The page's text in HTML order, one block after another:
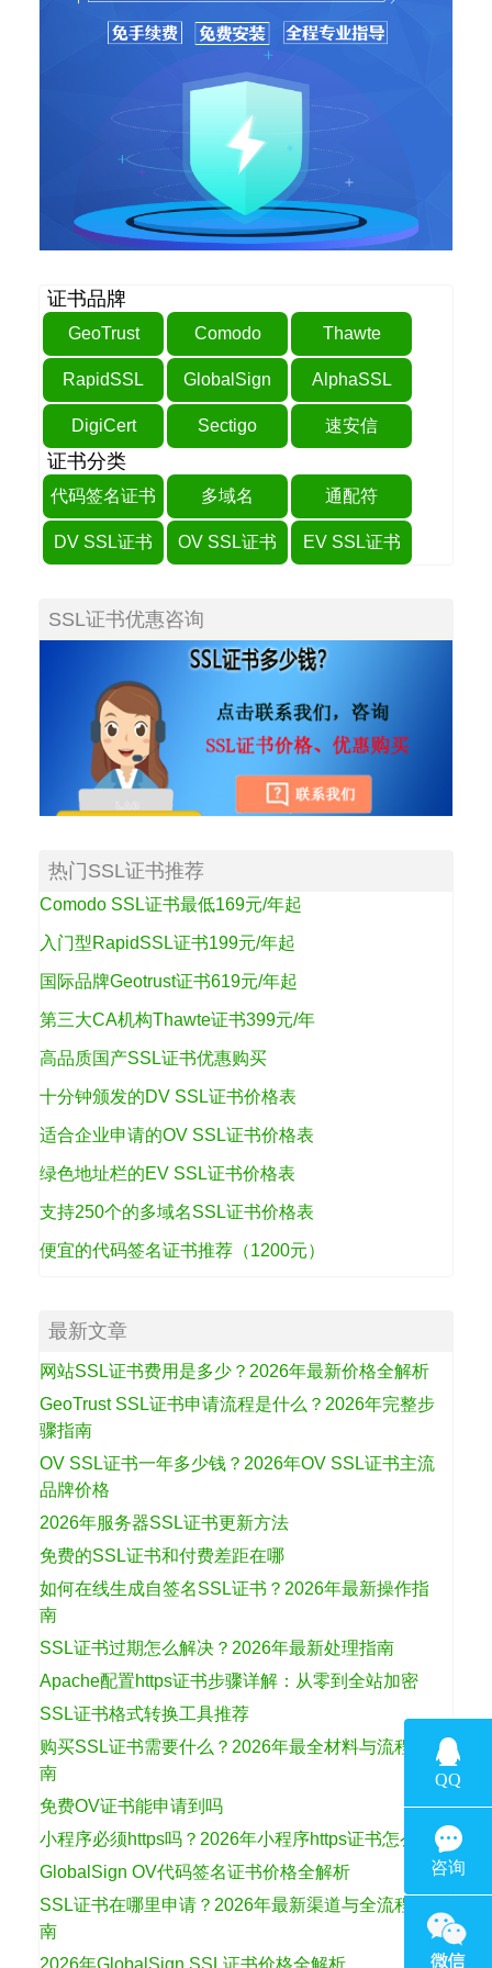
证书品牌
GeoTrust Comodo Thawte
RapidSSL GlobalSign AlphaSSL
DigiCert Sectigo 速安信
证书分类
代码签名证书 多域名 通配符
DV SSL证书 OV SSL证书 EV SSL证书
SSL证书优惠咨询
热门SSL证书推荐
Comodo SSL证书最低169元/年起
入门型RapidSSL证书199元/年起
国际品牌Geotrust证书619元/年起
第三大CA机构Thawte证书399元/年
高品质国产SSL证书优惠购买
十分钟颁发的DV SSL证书价格表
适合企业申请的OV SSL证书价格表
绿色地址栏的EV SSL证书价格表
支持250个的多域名SSL证书价格表
便宜的代码签名证书推荐（1200元）
最新文章
网站SSL证书费用是多少？2026年最新价格全解析
GeoTrust SSL证书申请流程是什么？2026年完整步
骤指南
OV SSL证书一年多少钱？2026年OV SSL证书主流
品牌价格
2026年服务器SSL证书更新方法
免费的SSL证书和付费差距在哪
如何在线生成自签名SSL证书？2026年最新操作指
南
SSL证书过期怎么解决？2026年最新处理指南
Apache配置https证书步骤详解：从零到全站加密
SSL证书格式转换工具推荐
购买SSL证书需要什么？2026年最全材料与流程指
南
免费OV证书能申请到吗
小程序必须https吗？2026年小程序https证书怎么选
GlobalSign OV代码签名证书价格全解析
SSL证书在哪里申请？2026年最新渠道与全流程指
南